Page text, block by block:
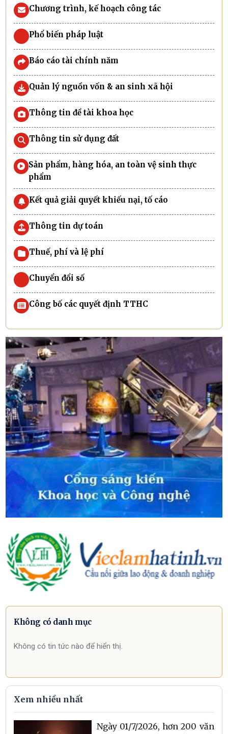
trình và phục vụ hiệu quả sản xuất, dân
sinh.
Chương trình, kế hoạch công tác
Phổ biến pháp luật
Báo cáo tài chính năm
Quản lý nguồn vốn & an sinh xã hội
Thông tin đề tài khoa học
Thông tin sử dụng đất
Sản phẩm, hàng hóa, an toàn vệ sinh thực
phẩm
Kết quả giải quyết khiếu nại, tố cáo
Thông tin dự toán
Thuế, phí và lệ phí
Chuyển đổi số
Công bố các quyết định TTHC
Không có danh mục
Không có tin tức nào để hiển thị.
Xem nhiều nhất
Ngày 01/7/2026, hơn 200 văn